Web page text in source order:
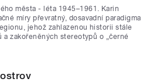
města - léta 1945–1961. Karin
míry převratný, dosavadní paradigma
jehož zahlazenou historii stále
a zakořeněných stereotypů o „černé